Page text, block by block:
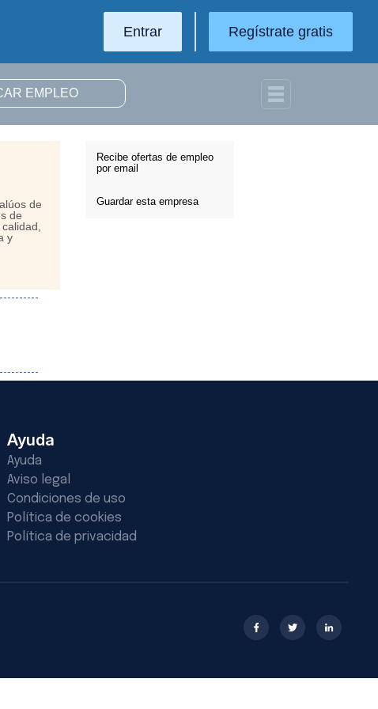
Entrar Regístrate gratis
Recibe ofertas de empleo
por email
Guardar esta empresa
de
de
y
Ayuda
Ayuda
Aviso legal
Condiciones de uso
Política de cookies
Política de privacidad